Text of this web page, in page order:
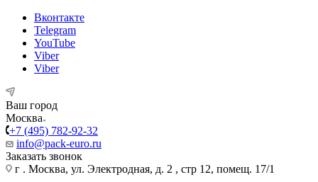
Вконтакте
Telegram
YouTube
Viber
Viber
Ваш город
Москва
+7 (495) 782-92-32
info@pack-euro.ru
Заказать звонок
г . Москва, ул. Электродная, д. 2 , стр 12, помещ. 17/1